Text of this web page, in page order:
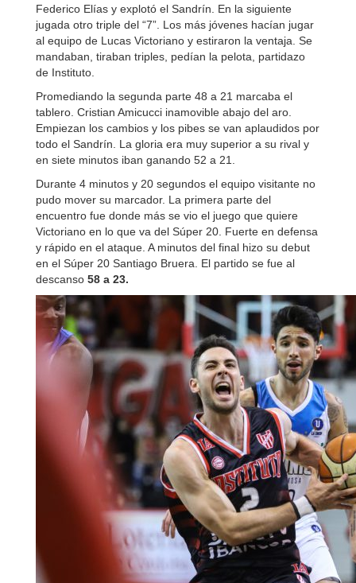
Federico Elías y explotó el Sandrín. En la siguiente
jugada otro triple del “7”. Los más jóvenes hacían jugar
al equipo de Lucas Victoriano y estiraron la ventaja. Se
mandaban, tiraban triples, pedían la pelota, partidazo
de Instituto.
Promediando la segunda parte 48 a 21 marcaba el
tablero. Cristian Amicucci inamovible abajo del aro.
Empiezan los cambios y los pibes se van aplaudidos por
todo el Sandrín. La gloria era muy superior a su rival y
en siete minutos iban ganando 52 a 21.
Durante 4 minutos y 20 segundos el equipo visitante no
pudo mover su marcador. La primera parte del
encuentro fue donde más se vio el juego que quiere
Victoriano en lo que va del Súper 20. Fuerte en defensa
y rápido en el ataque. A minutos del final hizo su debut
en el Súper 20 Santiago Bruera. El partido se fue al
descanso 58 a 23.